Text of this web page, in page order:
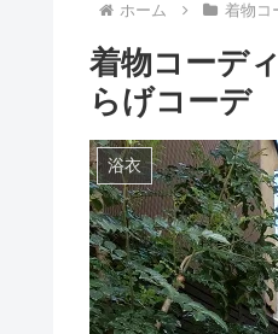
ホーム 着物コ
着物コーデ
らげコーデ
浴衣